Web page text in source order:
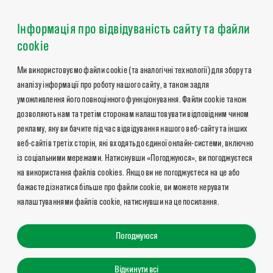
Інформація про відвідуваність сайту та файли
cookie
Ми використовуємо файли cookie (та аналогічні технології) для збору та
аналізу інформації про роботу нашого сайту, а також задля
уможливлення його повноцінного функціонування. Файли cookie також
дозволяють нам та третім сторонам налаштовувати відповідним чином
рекламу, яку ви бачите під час відвідування нашого веб-сайту та інших
веб-сайтів третіх сторін, які входять до єдиної онлайн-системи, включно
із соціальними мережами. Натиснувши «Погоджуюся», ви погоджуєтеся
на використання файлів cookies. Якщо ви не погоджуєтеся на це або
бажаєте дізнатися більше про файли cookie, ви можете керувати
налаштуваннями файлів cookie, натиснувши на це посилання.
Погоджуюся
Відкинути всі